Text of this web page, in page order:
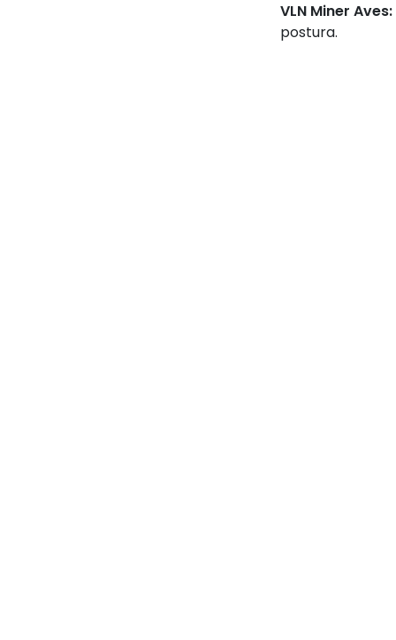
VLN Miner Aves:
postura.